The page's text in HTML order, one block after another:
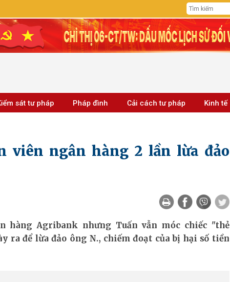
sát tư pháp Pháp đình Cải cách tư pháp Kinh tế
viên ngân hàng 2 lần lừa đảo
hàng Agribank nhưng Tuấn vẫn móc chiếc "thẻ
ra để lừa đảo ông N., chiếm đoạt của bị hại số tiền